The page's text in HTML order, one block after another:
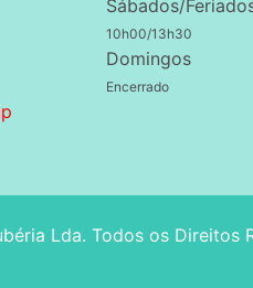
Sábados/
10h00/13h30
Domingos
Encerrado
Lda. Todos os Direitos